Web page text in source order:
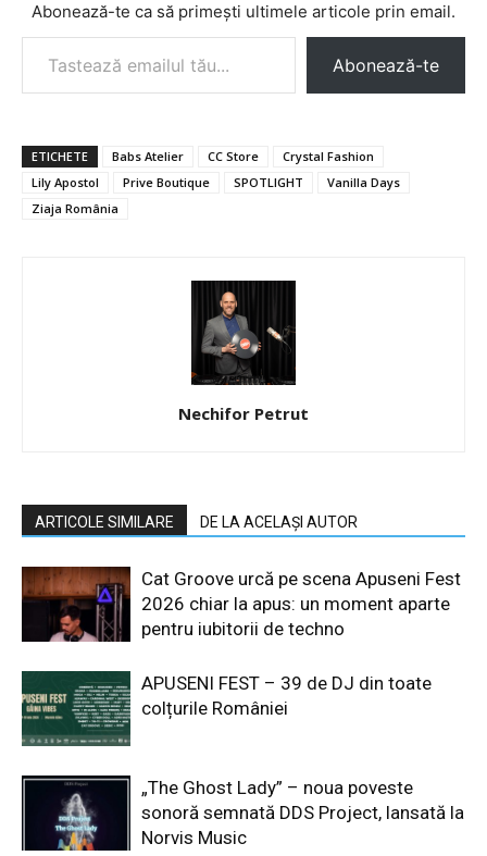
Abonează-te ca să primești ultimele articole prin email.
Tastează emailul tău...
Abonează-te
ETICHETE Babs Atelier CC Store
Crystal Fashion
Lily Apostol
Prive Boutique SPOTLIGHT
Vanilla Days
Ziaja România
Nechifor Petrut
ARTICOLE SIMILARE DE LA ACELAȘI AUTOR
Cat Groove urcă pe scena Apuseni Fest
2026 chiar la apus: un moment aparte
pentru iubitorii de techno
APUSENI FEST – 39 de DJ din toate
colțurile României
„The Ghost Lady” – noua poveste
sonoră semnată DDS Project, lansată la
Norvis Music